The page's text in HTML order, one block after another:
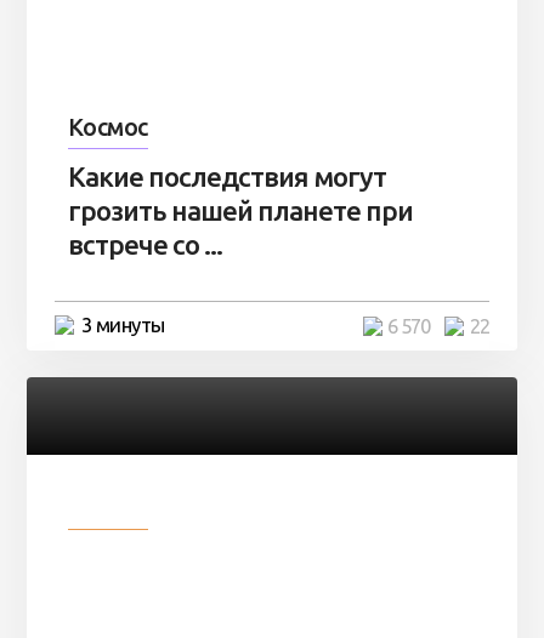
Космос
Какие последствия могут
грозить нашей планете при
встрече со ...
3 минуты 22
6 570